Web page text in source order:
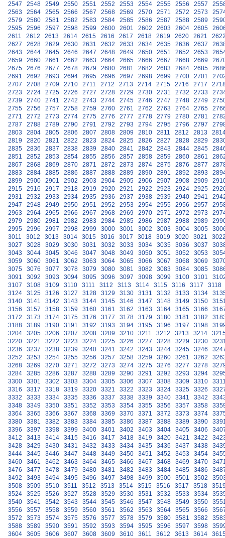
2547
2548 2549 2550 2551 2552 2553 2554 2555 2556 2557
2563
2564 2565 2566 2567 2568 2569 2570 2571 2572 2573
2579
2580 2581 2582 2583 2584 2585 2586 2587 2588 2589
2595
2596 2597 2598 2599 2600 2601 2602 2603 2604 2605
2611
2612 2613 2614 2615 2616 2617 2618 2619 2620 2621
2627
2628 2629 2630 2631 2632 2633 2634 2635 2636 2637
2643
2644 2645 2646 2647 2648 2649 2650 2651 2652 2653
2659
2660 2661 2662 2663 2664 2665 2666 2667 2668 2669
2675
2676 2677 2678 2679 2680 2681 2682 2683 2684 2685
2691
2692 2693 2694 2695 2696 2697 2698 2699 2700 2701
2707
2708 2709 2710 2711 2712 2713 2714 2715 2716 2717
2723
2724 2725 2726 2727 2728 2729 2730 2731 2732 2733
2739
2740 2741 2742 2743 2744 2745 2746 2747 2748 2749
2755
2756 2757 2758 2759 2760 2761 2762 2763 2764 2765
2771
2772 2773 2774 2775 2776 2777 2778 2779 2780 2781
2787
2788 2789 2790 2791 2792 2793 2794 2795 2796 2797
2803
2804 2805 2806 2807 2808 2809 2810 2811 2812 2813
2819
2820 2821 2822 2823 2824 2825 2826 2827 2828 2829
2835
2836 2837 2838 2839 2840 2841 2842 2843 2844 2845
2851
2852 2853 2854 2855 2856 2857 2858 2859 2860 2861
2867
2868 2869 2870 2871 2872 2873 2874 2875 2876 2877
2883
2884 2885 2886 2887 2888 2889 2890 2891 2892 2893
2899
2900 2901 2902 2903 2904 2905 2906 2907 2908 2909
2915
2916 2917 2918 2919 2920 2921 2922 2923 2924 2925
2931
2932 2933 2934 2935 2936 2937 2938 2939 2940 2941
2947
2948 2949 2950 2951 2952 2953 2954 2955 2956 2957
2963
2964 2965 2966 2967 2968 2969 2970 2971 2972 2973
2979
2980 2981 2982 2983 2984 2985 2986 2987 2988 2989
2995
2996 2997 2998 2999 3000 3001 3002 3003 3004 3005
3011
3012 3013 3014 3015 3016 3017 3018 3019 3020 3021
3027
3028 3029 3030 3031 3032 3033 3034 3035 3036 3037
3043
3044 3045 3046 3047 3048 3049 3050 3051 3052 3053
3059
3060 3061 3062 3063 3064 3065 3066 3067 3068 3069
3075
3076 3077 3078 3079 3080 3081 3082 3083 3084 3085
3091
3092 3093 3094 3095 3096 3097 3098 3099 3100 3101
3107
3108 3109 3110 3111 3112 3113 3114 3115 3116 3117
3118
3124
3125 3126 3127 3128 3129 3130 3131 3132 3133 3134
3140
3141 3142 3143 3144 3145 3146 3147 3148 3149 3150
3156
3157 3158 3159 3160 3161 3162 3163 3164 3165 3166
3172
3173 3174 3175 3176 3177 3178 3179 3180 3181 3182
3188
3189 3190 3191 3192 3193 3194 3195 3196 3197 3198
3204
3205 3206 3207 3208 3209 3210 3211 3212 3213 3214
3220
3221 3222 3223 3224 3225 3226 3227 3228 3229 3230
3236
3237 3238 3239 3240 3241 3242 3243 3244 3245 3246
3252
3253 3254 3255 3256 3257 3258 3259 3260 3261 3262
3268
3269 3270 3271 3272 3273 3274 3275 3276 3277 3278
3284
3285 3286 3287 3288 3289 3290 3291 3292 3293 3294
3300
3301 3302 3303 3304 3305 3306 3307 3308 3309 3310
3316
3317 3318 3319 3320 3321 3322 3323 3324 3325 3326
3332
3333 3334 3335 3336 3337 3338 3339 3340 3341 3342
3348
3349 3350 3351 3352 3353 3354 3355 3356 3357 3358
3364
3365 3366 3367 3368 3369 3370 3371 3372 3373 3374
3380
3381 3382 3383 3384 3385 3386 3387 3388 3389 3390
3396
3397 3398 3399 3400 3401 3402 3403 3404 3405 3406
3412
3413 3414 3415 3416 3417 3418 3419 3420 3421 3422
3428
3429 3430 3431 3432 3433 3434 3435 3436 3437 3438
3444
3445 3446 3447 3448 3449 3450 3451 3452 3453 3454
3460
3461 3462 3463 3464 3465 3466 3467 3468 3469 3470
3476
3477 3478 3479 3480 3481 3482 3483 3484 3485 3486
3492
3493 3494 3495 3496 3497 3498 3499 3500 3501 3502
3508
3509 3510 3511 3512 3513 3514 3515 3516 3517 3518
3524
3525 3526 3527 3528 3529 3530 3531 3532 3533 3534
3540
3541 3542 3543 3544 3545 3546 3547 3548 3549 3550
3556
3557 3558 3559 3560 3561 3562 3563 3564 3565 3566
3572
3573 3574 3575 3576 3577 3578 3579 3580 3581 3582
3588
3589 3590 3591 3592 3593 3594 3595 3596 3597 3598
3604
3605 3606 3607 3608 3609 3610 3611 3612 3613 3614